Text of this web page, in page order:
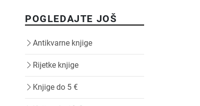
POGLEDAJTE JOŠ
Antikvarne knjige
Rijetke knjige
Knjige do 5 €